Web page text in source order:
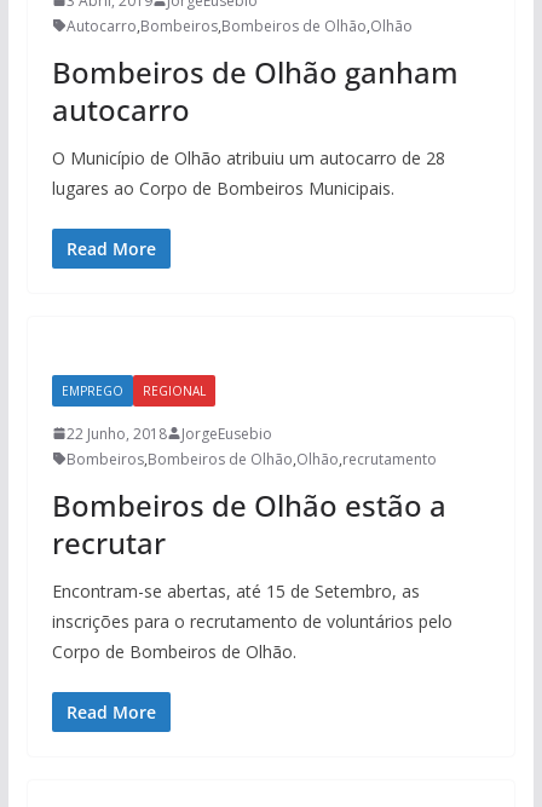
Autocarro,Bombeiros,Bombeiros de Olhão,Olhão
Bombeiros de Olhão ganham
autocarro
O Município de Olhão atribuiu um autocarro de 28
lugares ao Corpo de Bombeiros Municipais.
Read More
EMPREGO REGIONAL
22 Junho, 2018
JorgeEusebio
Bombeiros,Bombeiros de Olhão,Olhão,recrutamento
Bombeiros de Olhão estão a
recrutar
Encontram-se abertas, até 15 de Setembro, as
inscrições para o recrutamento de voluntários pelo
Corpo de Bombeiros de Olhão.
Read More